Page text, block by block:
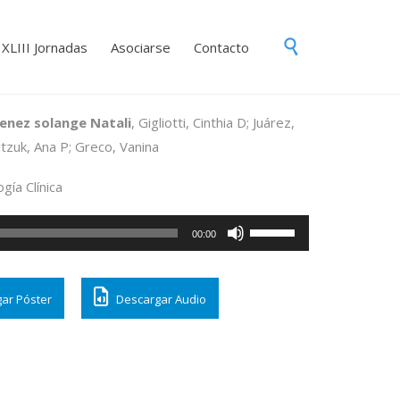
Skip
XLIII Jornadas Asociarse Contacto 
solange Natali, Gigliotti, Cinthia D; Juárez,
Ana P; Greco, Vanina
Clínica
00:00
Utiliza
las
Póster Descargar Audio